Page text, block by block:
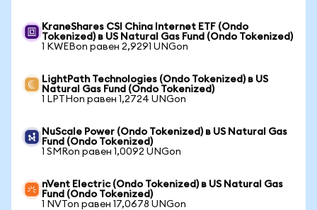
KraneShares CSI China Internet ETF (Ondo
Tokenized) в US Natural Gas Fund (Ondo Tokenized)
1 KWEBon равен 2,9291 UNGon
LightPath Technologies (Ondo Tokenized) в US
Natural Gas Fund (Ondo Tokenized)
1 LPTHon равен 1,2724 UNGon
NuScale Power (Ondo Tokenized) в US Natural Gas
Fund (Ondo Tokenized)
1 SMRon равен 1,0092 UNGon
nVent Electric (Ondo Tokenized) в US Natural Gas
Fund (Ondo Tokenized)
1 NVTon равен 17,0678 UNGon